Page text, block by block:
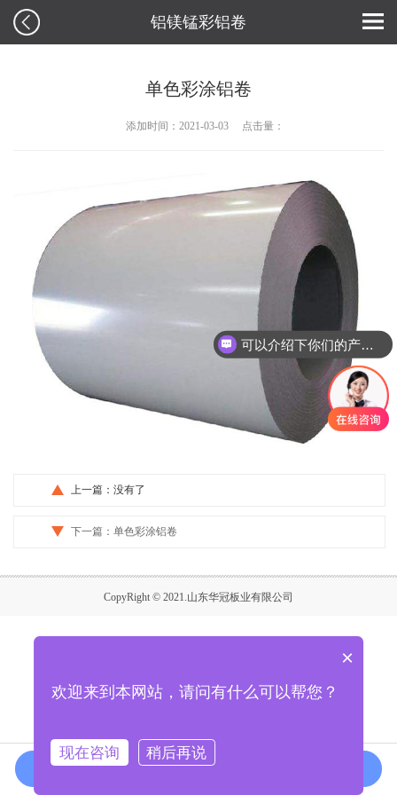
铝镁锰彩铝卷
单色彩涂铝卷
添加时间：2021-03-03 点击量：
上一篇：没有了
下一篇： 单色彩涂铝卷
CopyRight © 2021.山东华冠板业有限公司
可以介绍下你们的产品么
×
欢迎来到本网站，请问有什么可以帮您？
现在咨询
稍后再说
在线咨询